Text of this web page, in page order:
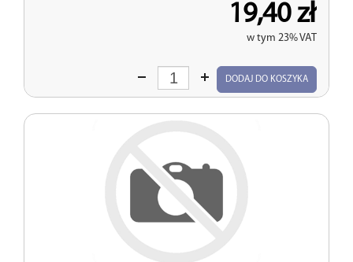
19,40 zł
w tym 23% VAT
Wprowadź
DODAJ DO KOSZYKA